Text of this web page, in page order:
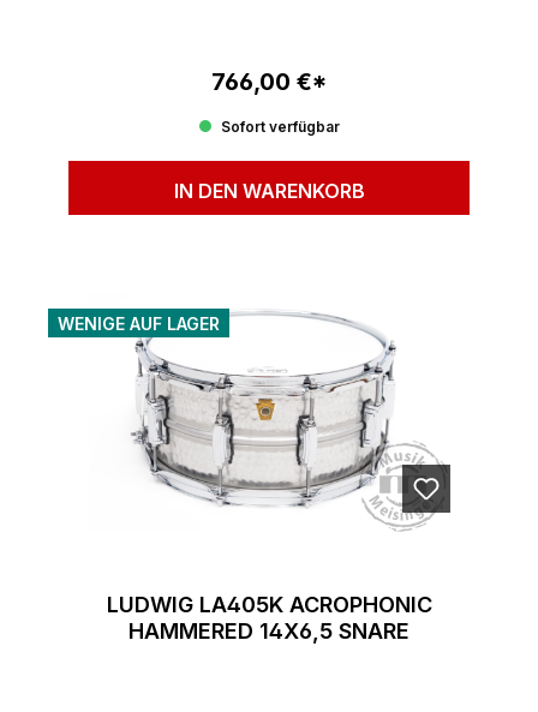
Regulärer Preis:
766,00 €*
Sofort verfügbar
IN DEN WARENKORB
WENIGE AUF LAGER
LUDWIG LA405K ACROPHONIC
HAMMERED 14X6,5 SNARE